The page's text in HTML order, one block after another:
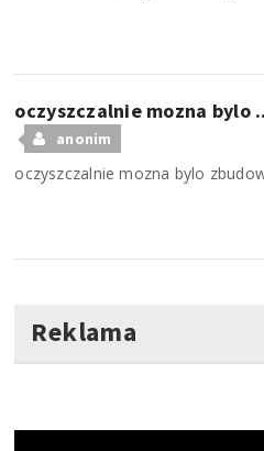
oczyszczalnie mozna bylo
anonim
oczyszczalnie mozna bylo
Reklama